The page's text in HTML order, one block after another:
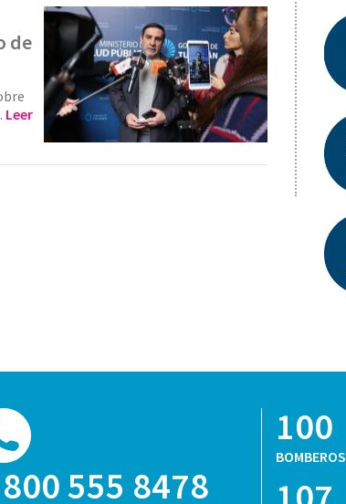
de
Leer
555 8478
100
BOMBEROS